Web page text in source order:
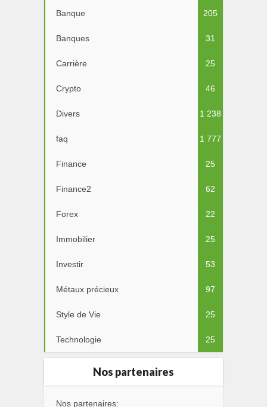
Banque 205
Banques 31
Carrière 25
Crypto 46
Divers 1 238
faq 1 777
Finance 25
Finance2 62
Forex 22
Immobilier 25
Investir 53
Métaux précieux 97
Style de Vie 25
Technologie 25
Nos partenaires
Nos partenaires: